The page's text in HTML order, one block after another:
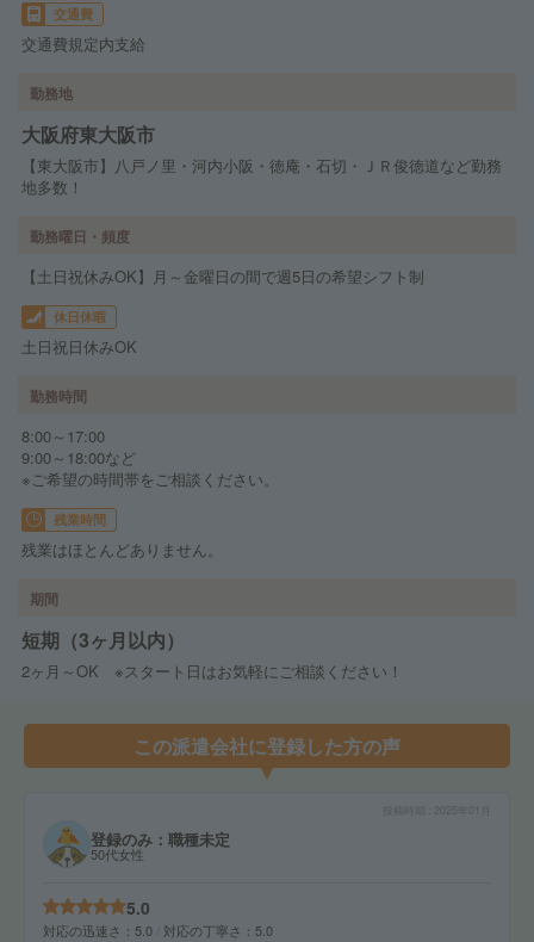
交通費
交通費規定内支給
勤務地
大阪府東大阪市
【東大阪市】八戸ノ里・河内小阪・徳庵・石切・ＪＲ俊徳道など勤務
地多数！
勤務曜日・頻度
【土日祝休みOK】月～金曜日の間で週5日の希望シフト制
休日休暇
土日祝日休みOK
勤務時間
8:00～17:00
9:00～18:00など
※ご希望の時間帯をご相談ください。
残業時間
残業はほとんどありません。
期間
短期（3ヶ月以内）
2ヶ月～OK ※スタート日はお気軽にご相談ください！
この派遣会社に登録した方の声
2025年01月
登録のみ：職種未定
50代女性
5.0
対応の迅速さ 5.0 対応の丁寧さ 5.0